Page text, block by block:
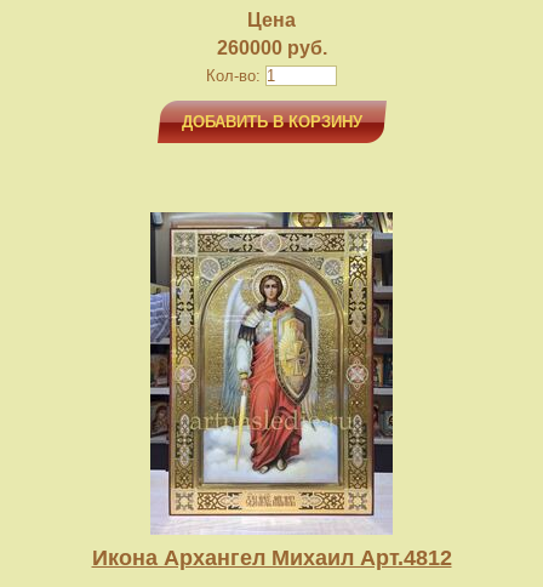
Цена
260000 руб.
Кол-во:
ДОБАВИТЬ В КОРЗИНУ
Икона Архангел Михаил Арт.4812